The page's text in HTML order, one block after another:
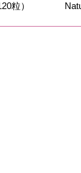
粒）